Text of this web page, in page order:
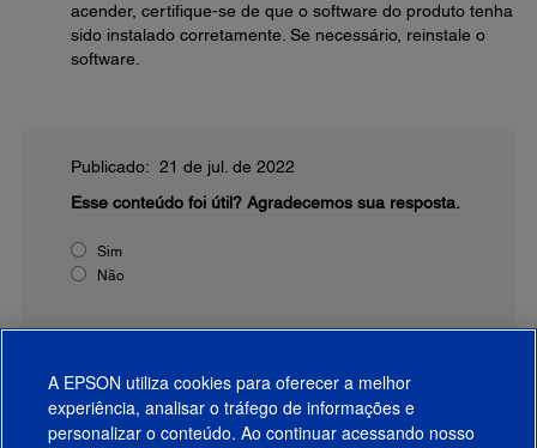
acender, certifique-se de que o software do produto tenha
sido instalado corretamente. Se necessário, reinstale o
software.
Publicado: 21 de jul. de 2022
Esse conteúdo foi útil? Agradecemos sua resposta.
Sim
Não
A EPSON utiliza cookies para oferecer a melhor
experiência, analisar o tráfego de informações e
personalizar o conteúdo. Ao continuar acessando nosso